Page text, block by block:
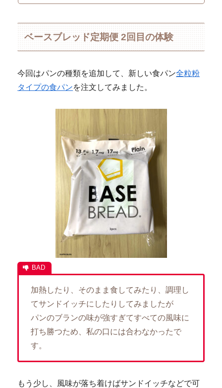
ベースブレッド定期便 2回目の体験
今回はパンの種類を追加して、新しい食パン全粒粉
タイプの食パンを注文してみました。
加熱したり、そのまま食してみたり、調理し
てサンドイッチにしたりしてみましたが
パンのブランの味が強すぎてすべての風味に
打ち勝つため、私の口には合わなかったで
す。
もう少し、風味が落ち着けばサンドイッチなどで可